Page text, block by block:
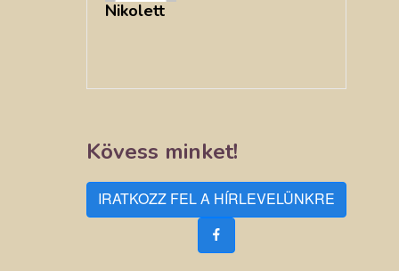
Nikolett
Kövess minket!
IRATKOZZ FEL A HÍRLEVELÜNKRE